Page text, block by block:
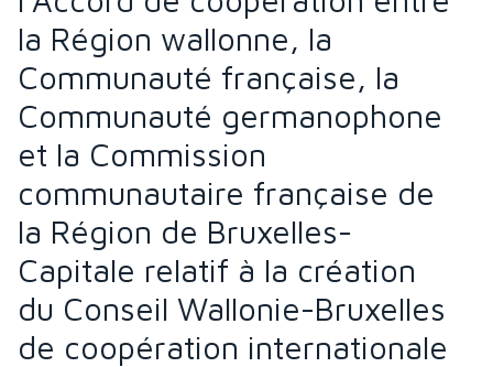
la Région wallonne, la
Communauté française, la
Communauté germanophone
et la Commission
communautaire française de
la Région de Bruxelles-
Capitale relatif à la création
du Conseil Wallonie-Bruxelles
de coopération internationale